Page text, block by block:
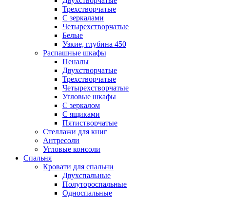
Трехстворчатые
С зеркалами
Четырехстворчатые
Белые
Узкие, глубина 450
Распашные шкафы
Пеналы
Двухстворчатые
Трехстворчатые
Четырехстворчатые
Угловые шкафы
С зеркалом
С ящиками
Пятистворчатые
Стеллажи для книг
Антресоли
Угловые консоли
Спальня
Кровати для спальни
Двухспальные
Полутороспальные
Односпальные